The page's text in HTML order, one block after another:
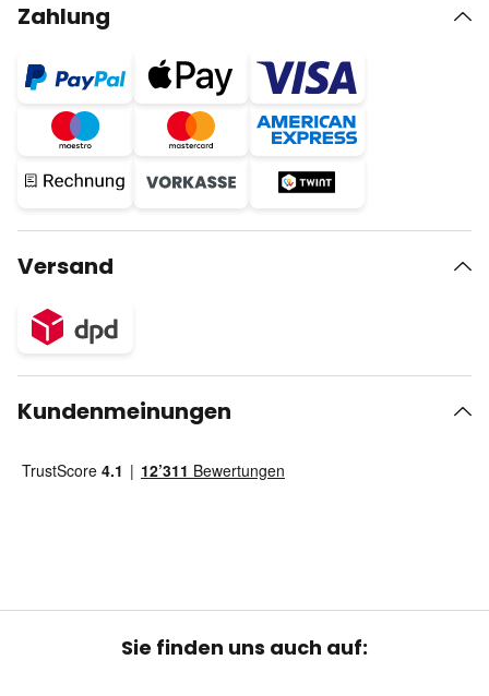
Zahlung
Versand
Kundenmeinungen
Sie finden uns auch auf: